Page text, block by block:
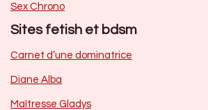
Sex Chrono
Sites fetish et bdsm
Carnet d’une dominatrice
Diane Alba
Maîtresse Gladys